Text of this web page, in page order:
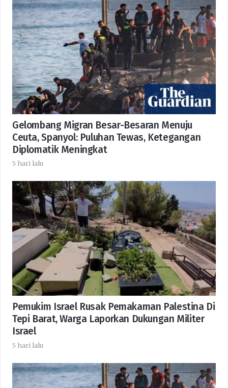
Gelombang Migran Besar-Besaran Menuju
Ceuta, Spanyol: Puluhan Tewas, Ketegangan
Diplomatik Meningkat
5 hari lalu
Pemukim Israel Rusak Pemakaman Palestina Di
Tepi Barat, Warga Laporkan Dukungan Militer
Israel
5 hari lalu